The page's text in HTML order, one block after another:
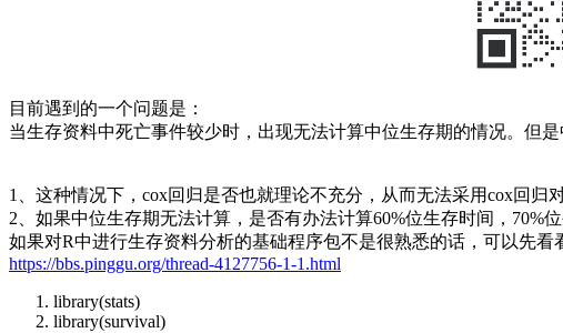
目前遇到的一个问题是：
当生存资料中死亡事件较少时，出现无法计算中位生存期的情况。但
1、这种情况下，cox回归是否也就理论不充分，从而无法采用cox回归
2、如果中位生存期无法计算，是否有办法计算60%位生存时间，70%
如果对R中进行生存资料分析的基础程序包不是很熟悉的话，可以先看
https://bbs.pinggu.org/thread-4127756-1-1.html
library(stats)
library(survival)